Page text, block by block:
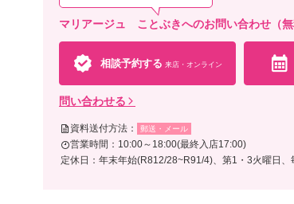
マリアージュ ことぶきへのお問い合わせ（無
相談予約する 来店・オンライン
問い合わせる
資料送付方法： 郵送・メール
営業時間：10:00～18:00(最終入店17:00)
定休日：年末年始(R812/28~R91/4)、第1・3火曜日